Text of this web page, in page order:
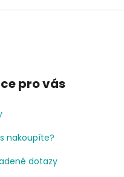
pro vás
nakoupíte?
dotazy